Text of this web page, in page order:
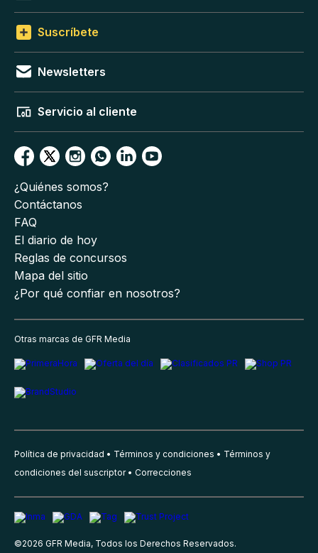
Suscríbete
Newsletters
Servicio al cliente
¿Quiénes somos?
Contáctanos
FAQ
El diario de hoy
Reglas de concursos
Mapa del sitio
¿Por qué confiar en nosotros?
Otras marcas de GFR Media
Política de privacidad Términos y condiciones
Términos y
condiciones del suscriptor
Correcciones
©2026 GFR Media, Todos los Derechos Reservados.